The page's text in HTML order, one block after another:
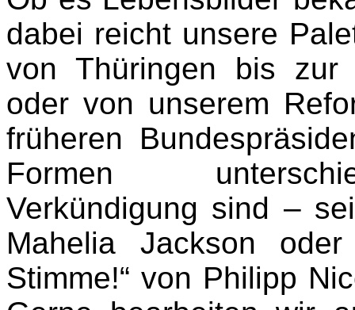
dabei reicht unsere
von Thüringen bis zur
oder von unserem
früheren
Formen
Verkündigung sind –
Mahelia Jackson
Stimme!“ von Philipp